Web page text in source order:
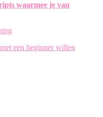
waarmee je van
een beginner willen